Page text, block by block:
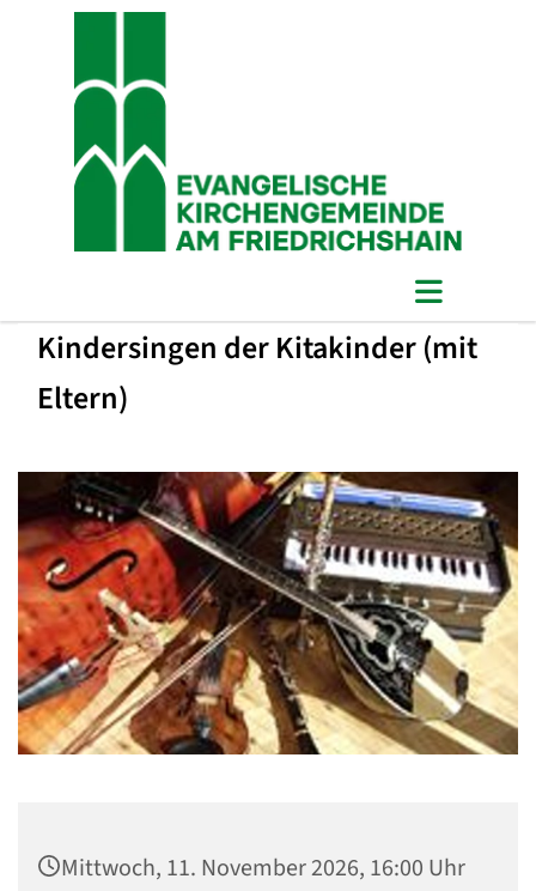
Kindersingen der Kitakinder (mit
Eltern)
Mittwoch, 11. November 2026, 16:00 Uhr